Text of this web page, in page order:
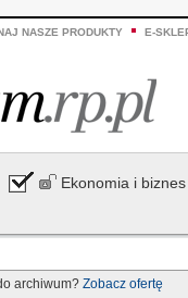
NASZE PRODUKTY E-
Ekonomia i biznes
archiwum? Zobacz ofertę